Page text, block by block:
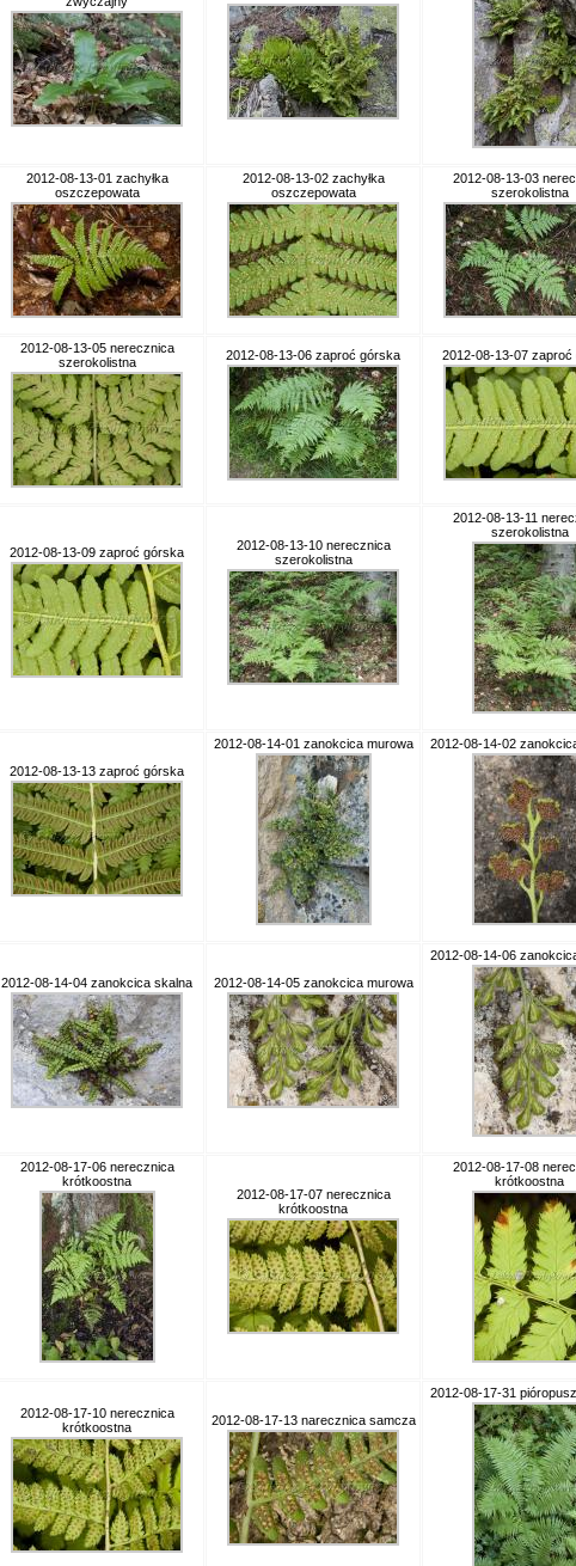
2012-08-13-01 zachyłka
oszczepowata
2012-08-13-02 zachyłka
oszczepowata
2012-08-13-03
szerokolistna
2012-08-13-05 nerecznica
szerokolistna
2012-08-13-06 zaproć górska 2012-08-13-07 zaproć
2012-08-13-09 zaproć górska
2012-08-13-10 nerecznica
szerokolistna
2012-08-13-11
szerokolistna
2012-08-13-13 zaproć górska
2012-08-14-01 zanokcica murowa
2012-08-14-02
2012-08-14-04 zanokcica skalna 2012-08-14-05 zanokcica murowa
2012-08-14-06
2012-08-17-06 nerecznica
krótkoostna
2012-08-17-07 nerecznica
krótkoostna
2012-08-17-08
krótkoostna
2012-08-17-10 nerecznica
krótkoostna
2012-08-17-13 narecznica samcza
2012-08-17-31